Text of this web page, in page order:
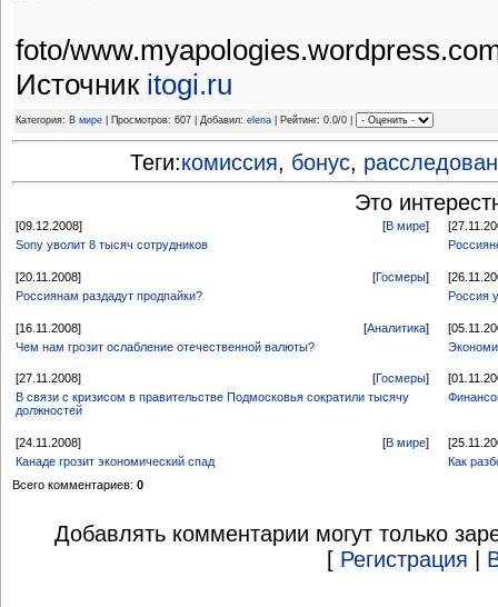
foto/
Источник itogi.ru
Категория: В мире | Просмотров: 607 | Добавил: elena | Рейтинг: 0.0/0 |
Теги:комиссия, бонус,
Это
[09.12.2008] [В мире]
Sony уволит 8 тысяч сотрудников
[20.11.2008] [Госмеры]
Россиянам раздадут продпайки?
Россия
[16.11.2008] [Аналитика]
Чем нам грозит ослабление отечественной валюты?
[27.11.2008] [Госмеры]
В связи с кризисом в правительстве Подмосковья сократили тысячу
должностей
[24.11.2008] [В мире]
Канаде грозит экономический спад
Как
Всего комментариев: 0
Добавлять комментарии могут только
[ Регистрация